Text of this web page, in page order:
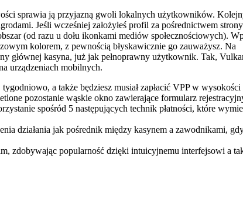
sprawia ją przyjazną gwoli lokalnych użytkowników.
Jeśli wcześniej założyłeś profil za pośrednictwem strony
(od razu u dołu ikonkami mediów społecznościowych).
kolorem, z pewnością błyskawicznie go zauważysz. Na
głównej kasyna, już jak pełnoprawny użytkownik. Tak,
urządzeniach mobilnych.
a także będziesz musiał zapłacić VPP w wysokości
pozostanie wąskie okno zawierające formularz
spośród 5 następujących technik płatności, które
działania jak pośrednik między kasynem a zawodnikami,
zdobywając popularność dzięki intuicyjnemu interfejsowi a